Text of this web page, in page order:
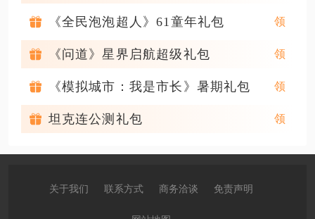
《全民泡泡超人》61童年礼包
《问道》星界启航超级礼包
《模拟城市：我是市长》暑期礼包
坦克连公测礼包
关于我们 联系方式 商务洽谈 免责声明